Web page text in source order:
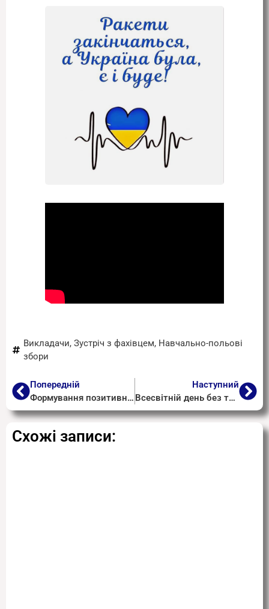
Викладачи, Зустріч з фахівцем, Навчально-польові
збори
Попередній
Формування позитивного соціально-психологічного клімату між учнями
Наступний
Всесвітній день без тютюну
Схожі записи: